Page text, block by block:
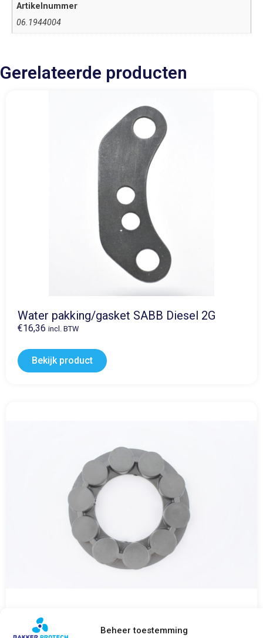
Beheer toestemming
Artikelnummer
06.1944004
Gerelateerde producten
Water pakking/gasket SABB Diesel 2G
€16,36 incl. BTW
Bekijk product
Druk ring / Thrust ring verstelbare schroef
2G & 2J